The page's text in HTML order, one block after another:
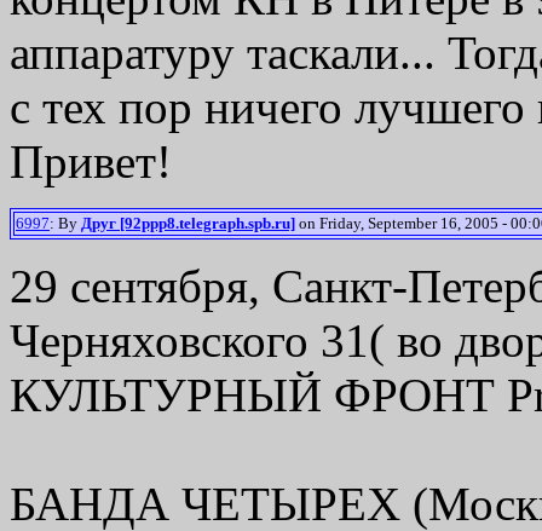
аппаратуру таскали...
с тех пор ничего
Привет!
6997: By Друг [92ppp8.telegraph.spb.ru] on Friday, September 16, 2005 -
29 сентября, Санкт-
Черняховского 31( во
КУЛЬТУРНЫЙ ФРОНТ
БАНДА ЧЕТЫРЕХ